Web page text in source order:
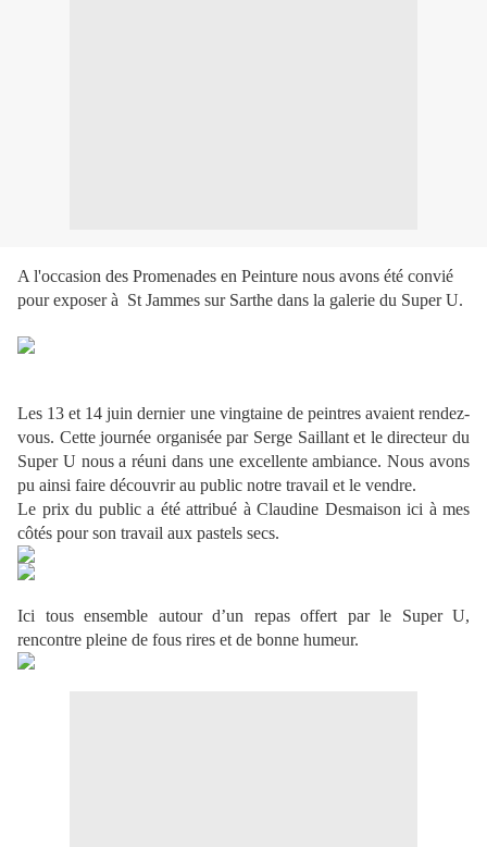
A l'occasion des Promenades en Peinture nous avons été convié
pour exposer à St Jammes sur Sarthe dans la galerie du Super U.
Les 13 et 14 juin dernier une vingtaine de peintres avaient rendez-
vous. Cette journée organisée par Serge Saillant et le directeur du
Super U nous a réuni dans une excellente ambiance. Nous avons
pu ainsi faire découvrir au public notre travail et le vendre.
Le prix du public a été attribué à Claudine Desmaison ici à mes
côtés pour son travail aux pastels secs.
Ici tous ensemble autour d’un repas offert par le Super U,
rencontre pleine de fous rires et de bonne humeur.